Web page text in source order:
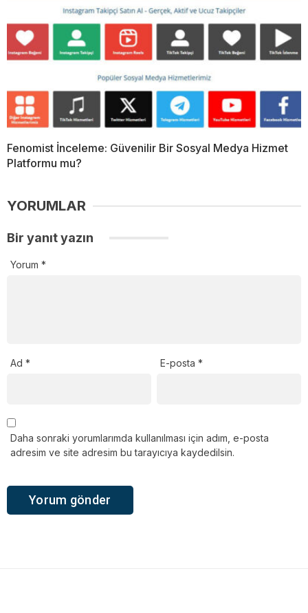
Fenomist İnceleme: Güvenilir Bir Sosyal Medya Hizmet
Platformu mu?
YORUMLAR
Bir yanıt yazın
Yorum *
Ad * E-posta*
Daha sonraki yorumlarımda kullanılması için adım, e-posta
adresim ve site adresim bu tarayıcıya kaydedilsin.